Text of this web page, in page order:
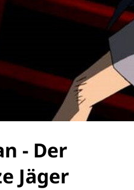
- Der
Jäger